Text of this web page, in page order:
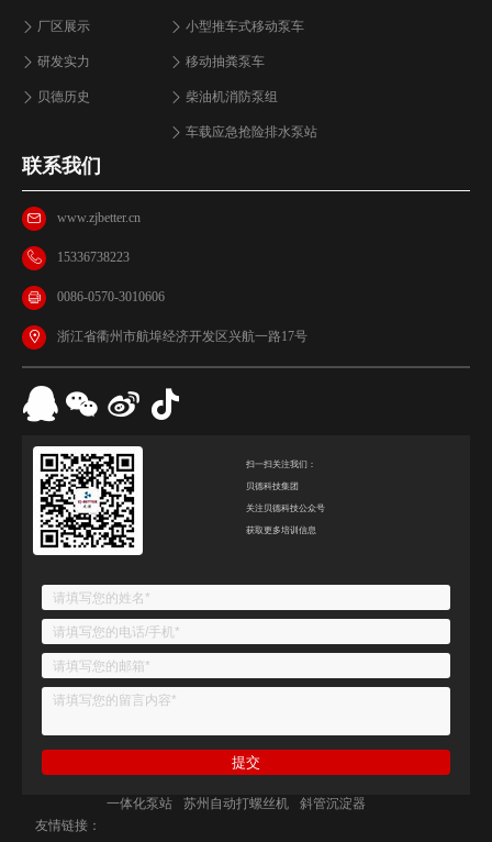
厂区展示
研发实力
贝德历史
小型推车式移动泵车
移动抽粪泵车
柴油机消防泵组
车载应急抢险排水泵站
联系我们
www.zjbetter.cn
15336738223
0086-0570-3010606
浙江省衢州市航埠经济开发区兴航一路17号
扫一扫关注我们：
贝德科技集团
关注贝德科技公众号
获取更多培训信息
友情链接：
一体化泵站 苏州自动打螺丝机 斜管沉淀器